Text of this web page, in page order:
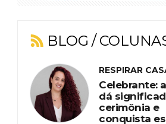
BLOG /
RESPIRAR
Celebrante:
dá
cerimônia e
conquista